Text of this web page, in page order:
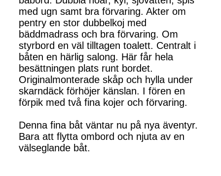
med ugn samt bra förvaring. Akter om
pentry en stor dubbelkoj med
bäddmadrass och bra förvaring. Om
styrbord en väl tilltagen toalett. Centralt i
båten en härlig salong. Här får hela
besättningen plats runt bordet.
Originalmonterade skåp och hylla under
skarndäck förhöjer känslan. I fören en
förpik med två fina kojer och förvaring.
Denna fina båt väntar nu på nya äventyr.
Bara att flytta ombord och njuta av en
välseglande båt.